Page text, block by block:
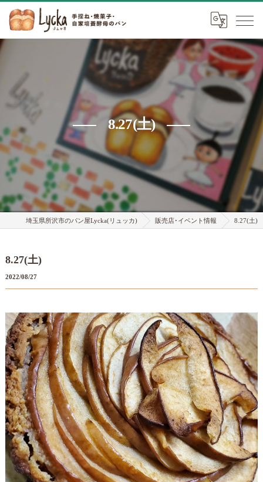
8.27(土)
埼玉県所沢市のパン屋Lycka(リュッカ) 販売店･イベント情報 8.27(土)
8.27(土)
2022/08/27